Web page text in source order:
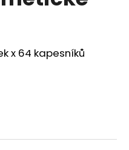
x 64 kapesníků